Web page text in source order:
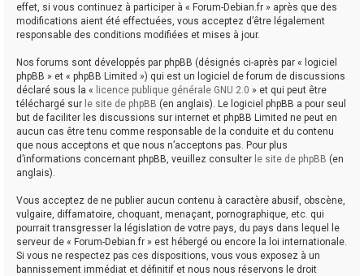
effet, si vous continuez à participer à « Forum-Debian.fr » après que des
modifications aient été effectuées, vous acceptez d’être légalement
responsable des conditions modifiées et mises à jour.
Nos forums sont développés par phpBB (désignés ci-après par « logiciel
phpBB » et « phpBB Limited ») qui est un logiciel de forum de discussions
déclaré sous la « licence publique générale GNU 2.0 » et qui peut être
téléchargé sur le site de phpBB (en anglais). Le logiciel phpBB a pour seul
but de faciliter les discussions sur internet et phpBB Limited ne peut en
aucun cas être tenu comme responsable de la conduite et du contenu
que nous acceptons et que nous n’acceptons pas. Pour plus
d’informations concernant phpBB, veuillez consulter le site de phpBB (en
anglais).
Vous acceptez de ne publier aucun contenu à caractère abusif, obscène,
vulgaire, diffamatoire, choquant, menaçant, pornographique, etc. qui
pourrait transgresser la législation de votre pays, du pays dans lequel le
serveur de « Forum-Debian.fr » est hébergé ou encore la loi internationale.
Si vous ne respectez pas ces dispositions, vous vous exposez à un
bannissement immédiat et définitif et nous nous réservons le droit